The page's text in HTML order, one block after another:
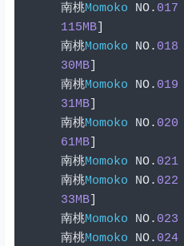
南桃Momoko NO. 017
115MB]
南桃Momoko NO. 018
30MB]
南桃Momoko NO. 019
31MB]
南桃Momoko NO. 020
61MB]
南桃Momoko NO. 021
南桃Momoko NO. 022
33MB]
南桃Momoko NO. 023
南桃Momoko NO. 024